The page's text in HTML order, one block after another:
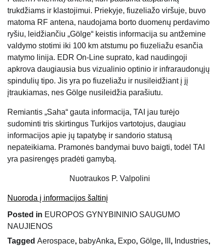
trukdžiams ir klastojimui. Priekyje, fiuzeliažo viršuje, buvo
matoma RF antena, naudojama borto duomenų perdavimo
ryšiu, leidžiančiu „Gölge“ keistis informacija su antžemine
valdymo stotimi iki 100 km atstumu po fiuzeliažu esančia
matymo linija. EDR On-Line suprato, kad naudingoji
apkrova daugiausia bus vizualinio optinio ir infraraudonųjų
spindulių tipo. Jis yra po fiuzeliažu ir nusileidžiant į jį
įtraukiamas, nes Gölge nusileidžia parašiutu.
Remiantis „Saha“ gauta informacija, TAI jau turėjo
sudominti tris skirtingus Turkijos vartotojus, daugiau
informacijos apie jų tapatybę ir sandorio statusą
nepateikiama. Pramonės bandymai buvo baigti, todėl TAI
yra pasirengęs pradėti gamybą.
Nuotraukos P. Valpolini
Nuoroda į informacijos šaltinį
Posted in EUROPOS GYNYBININIO SAUGUMO
NAUJIENOS
Tagged Aerospace, babyAnka, Expo, Gölge, , Industries,